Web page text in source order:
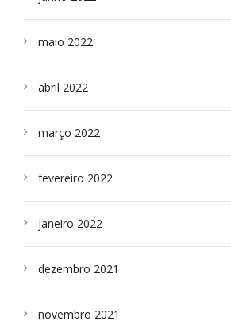
maio 2022
abril 2022
março 2022
fevereiro 2022
janeiro 2022
dezembro 2021
novembro 2021